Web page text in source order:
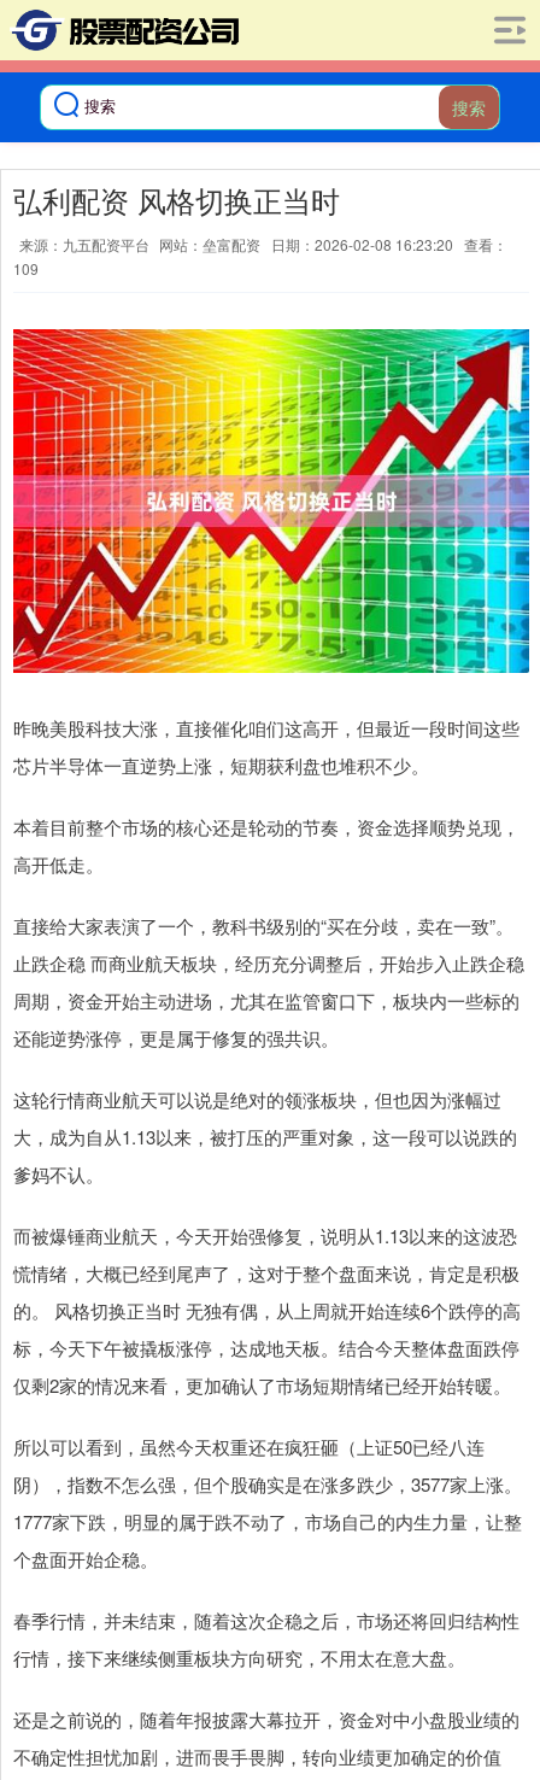
搜索
弘利配资 风格切换正当时
来源：九五配资平台 网站：垒富配资 日期：2026-02-08 16:23:20 查看：
109
昨晚美股科技大涨，直接催化咱们这高开，但最近一段时间这些
芯片半导体一直逆势上涨，短期获利盘也堆积不少。
本着目前整个市场的核心还是轮动的节奏，资金选择顺势兑现，
高开低走。
直接给大家表演了一个，教科书级别的“买在分歧，卖在一致”。
止跌企稳 而商业航天板块，经历充分调整后，开始步入止跌企稳
周期，资金开始主动进场，尤其在监管窗口下，板块内一些标的
还能逆势涨停，更是属于修复的强共识。
这轮行情商业航天可以说是绝对的领涨板块，但也因为涨幅过
大，成为自从1.13以来，被打压的严重对象，这一段可以说跌的
爹妈不认。
而被爆锤商业航天，今天开始强修复，说明从1.13以来的这波恐
慌情绪，大概已经到尾声了，这对于整个盘面来说，肯定是积极
的。 风格切换正当时 无独有偶，从上周就开始连续6个跌停的高
标，今天下午被撬板涨停，达成地天板。结合今天整体盘面跌停
仅剩2家的情况来看，更加确认了市场短期情绪已经开始转暖。
所以可以看到，虽然今天权重还在疯狂砸（上证50已经八连
阴），指数不怎么强，但个股确实是在涨多跌少，3577家上涨。
1777家下跌，明显的属于跌不动了，市场自己的内生力量，让整
个盘面开始企稳。
春季行情，并未结束，随着这次企稳之后，市场还将回归结构性
行情，接下来继续侧重板块方向研究，不用太在意大盘。
还是之前说的，随着年报披露大幕拉开，资金对中小盘股业绩的
不确定性担忧加剧，进而畏手畏脚，转向业绩更加确定的价值